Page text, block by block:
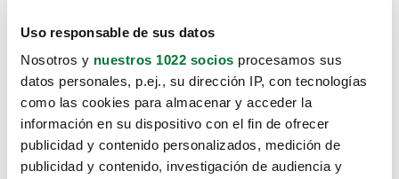
Uso responsable de sus datos
Nosotros y nuestros 1022 socios procesamos sus
datos personales, p.ej., su dirección IP, con tecnologías
como las cookies para almacenar y acceder la
información en su dispositivo con el fin de ofrecer
publicidad y contenido personalizados, medición de
publicidad y contenido, investigación de audiencia y
Lo sentimos, no sabemos como
te hemos traido hasta aquí.